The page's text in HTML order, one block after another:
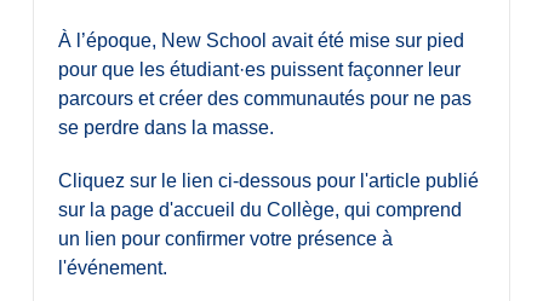
À l’époque, New School avait été mise sur pied
pour que les étudiant·es puissent façonner leur
parcours et créer des communautés pour ne pas
se perdre dans la masse.
Cliquez sur le lien ci-dessous pour l'article publié
sur la page d'accueil du Collège, qui comprend
un lien pour confirmer votre présence à
l'événement.